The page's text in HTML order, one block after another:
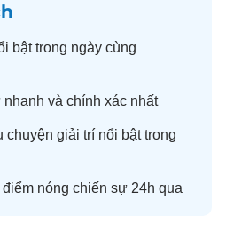
bật trong ngày cùng
nhanh và chính xác nhất
chuyện giải trí nổi bật trong
điểm nóng chiến sự 24h qua